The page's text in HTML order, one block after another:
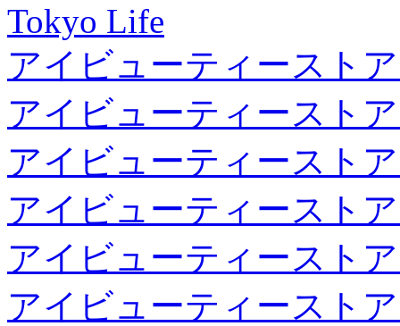
Tokyo Life
アイビューティースト
アイビューティースト
アイビューティースト
アイビューティースト
アイビューティースト
アイビューティースト